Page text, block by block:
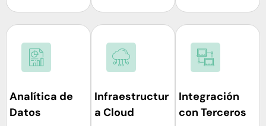
Analítica de
Datos
Infraestructur
a Cloud
Integración
con Terceros